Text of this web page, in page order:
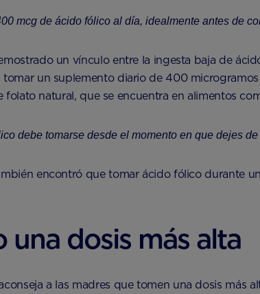
mcg de ácido fólico al día, idealmente antes de
un vínculo entre la ingesta baja de
tomar un suplemento diario de 400
natural, que se encuentra en alimentos
debe tomarse desde el momento en que dejes
encontró que tomar ácido fólico durante
una dosis más alta
a las madres que tomen una dosis